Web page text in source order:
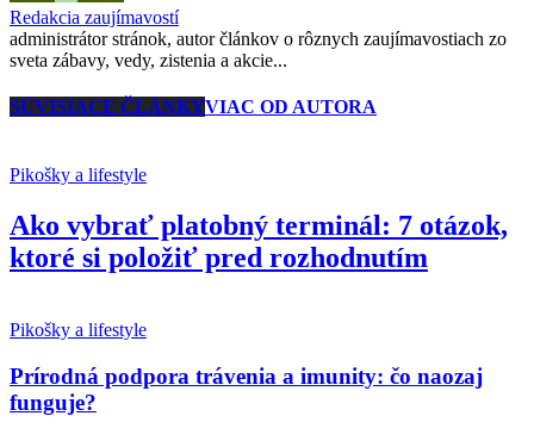
Redakcia zaujímavostí
administrátor stránok, autor článkov o rôznych zaujímavostiach zo
sveta zábavy, vedy, zistenia a akcie...
SÚVISIACE ČLÁNKYVIAC OD AUTORA
Pikošky a lifestyle
Ako vybrať platobný terminál: 7 otázok,
ktoré si položiť pred rozhodnutím
Pikošky a lifestyle
Prírodná podpora trávenia a imunity: čo naozaj
funguje?